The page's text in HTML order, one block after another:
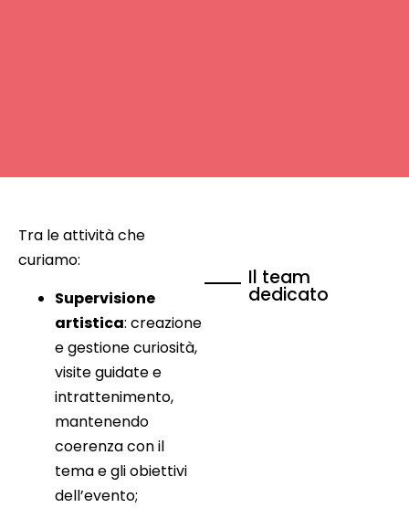
Tra le attività che
curiamo:
Supervisione
artistica: creazione
e gestione curiosità,
visite guidate e
intrattenimento,
mantenendo
coerenza con il
tema e gli obiettivi
dell’evento;
Il team
dedicato